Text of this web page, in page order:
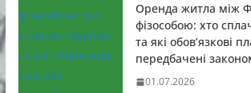
Оренда житла між
фізособою: хто
та які обов’язкові
передбачені
01.07.2026